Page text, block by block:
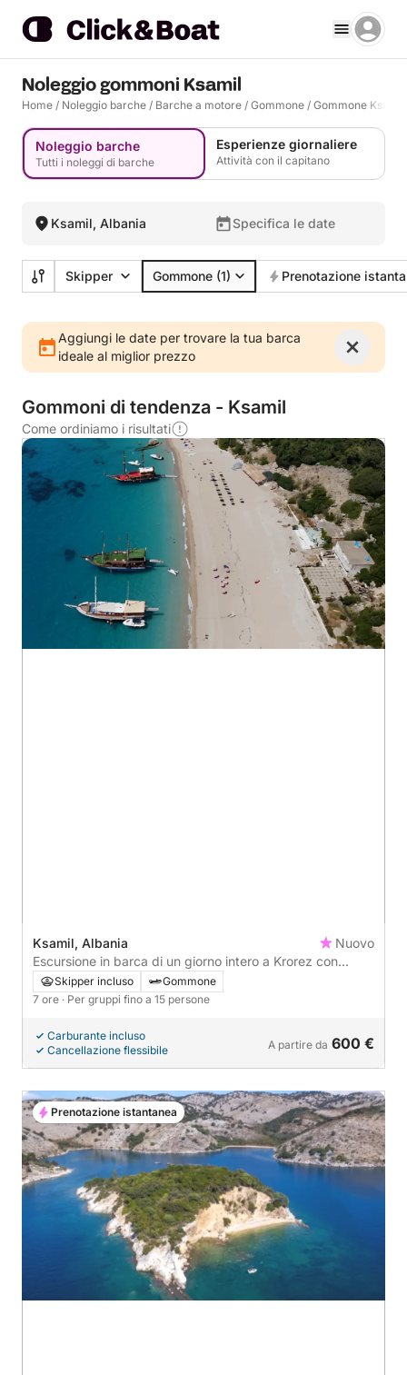
Noleggio gommoni Ksamil
Home / Noleggio barche / Barche a motore / Gommone / Gommone Ksamil
Noleggio barche
Tutti i noleggi di barche
Esperienze giornaliere
Attività con il capitano
Ksamil, Albania Specifica le date
Skipper Gommone (1) Prenotazione
Aggiungi le date per trovare la tua barca
ideale al miglior prezzo
Gommoni di tendenza - Ksamil
Come ordiniamo i risultati
Ksamil, Albania
Nuovo
Escursione in barca di un giorno intero a Krorez con
pranzo e guida
Skipper incluso
Gommone
7 ore · Per gruppi fino a 15 persone
Carburante incluso
Cancellazione flessibile
A partire da 600 €
Prenotazione istantanea